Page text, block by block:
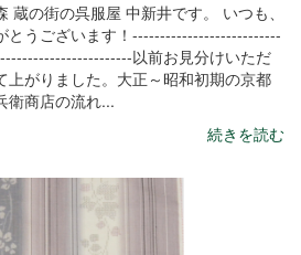
の街の呉服屋 中新井です。 いつも、
とうございます！---------------------------
以前お見分けいただ
上がりました。大正～昭和初期の京都
衛商店の流れ...
続きを読む